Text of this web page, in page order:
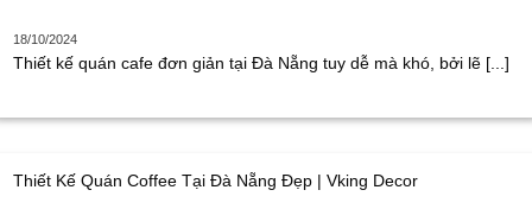
18/10/2024
Thiết kế quán cafe đơn giản tại Đà Nẵng tuy dễ mà khó, bởi lẽ [...]
Thiết Kế Quán Coffee Tại Đà Nẵng Đẹp | Vking Decor